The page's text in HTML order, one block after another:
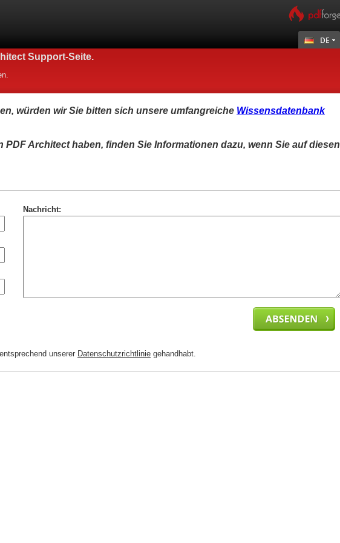
DE
Support-Seite.
würden wir Sie bitten sich unsere umfangreiche Wissensdatenbank
PDF Architect haben, finden Sie Informationen dazu, wenn Sie auf diesen
Nachricht:
unserer Datenschutzrichtlinie gehandhabt.